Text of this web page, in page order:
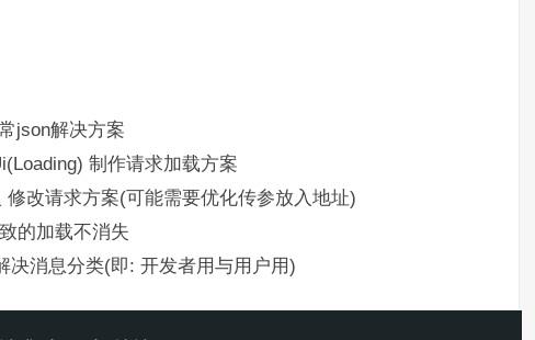
json解决方案
制作请求加载方案
改请求方案(可能需要优化传参放入地址)
的加载不消失
决消息分类(即: 开发者用与用户用)